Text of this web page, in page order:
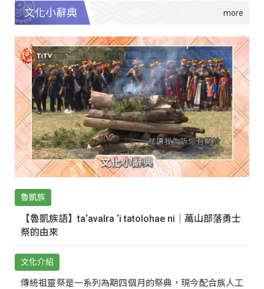
文化小辭典
魯凱族
【魯凱族語】ta‘avalra ‘i tatolohae ni｜萬山部落勇士
祭的由來
文化介紹
傳統祖靈祭是一系列為期四個月的祭典，現今配合族人工